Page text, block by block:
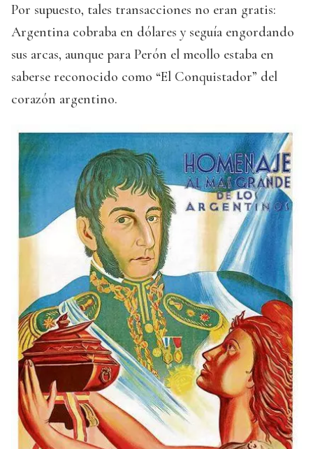
Por supuesto, tales transacciones no eran gratis:
Argentina cobraba en dólares y seguía engordando
sus arcas, aunque para Perón el meollo estaba en
saberse reconocido como “El Conquistador” del
corazón argentino.